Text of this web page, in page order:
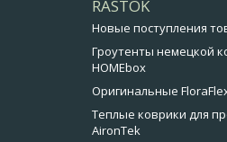
RASTOK
Новые поступления
Гроутенты немецкой
HOMEbox
Оригинальные
Теплые коврики для
AironTek